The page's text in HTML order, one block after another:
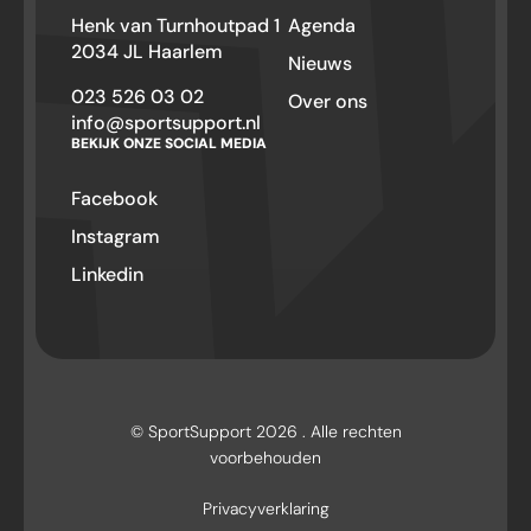
Henk van Turnhoutpad 1
2034 JL Haarlem
023 526 03 02
info@sportsupport.nl
Agenda
Nieuws
Over ons
BEKIJK ONZE SOCIAL MEDIA
Facebook
Instagram
Linkedin
© SportSupport 2026 . Alle rechten
voorbehouden
Privacyverklaring